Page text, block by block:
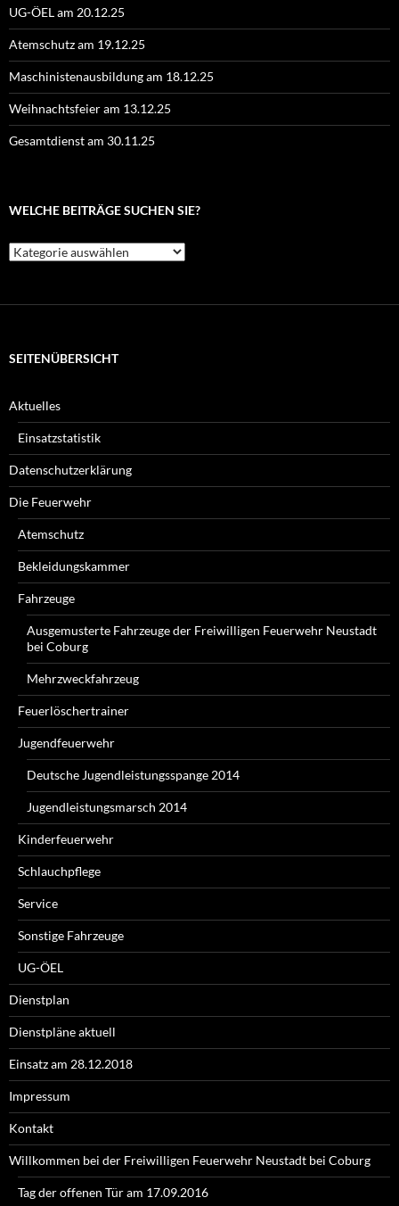
UG-ÖEL am 20.12.25
Atemschutz am 19.12.25
Maschinistenausbildung am 18.12.25
Weihnachtsfeier am 13.12.25
Gesamtdienst am 30.11.25
WELCHE BEITRÄGE SUCHEN SIE?
Welche
Beiträge
SEITENÜBERSICHT
Aktuelles
Einsatzstatistik
Datenschutzerklärung
Die Feuerwehr
Atemschutz
Bekleidungskammer
Fahrzeuge
Ausgemusterte Fahrzeuge der Freiwilligen Feuerwehr Neustadt
bei Coburg
Mehrzweckfahrzeug
Feuerlöschertrainer
Jugendfeuerwehr
Deutsche Jugendleistungsspange 2014
Jugendleistungsmarsch 2014
Kinderfeuerwehr
Schlauchpflege
Service
Sonstige Fahrzeuge
UG-ÖEL
Dienstplan
Dienstpläne aktuell
Einsatz am 28.12.2018
Impressum
Kontakt
Willkommen bei der Freiwilligen Feuerwehr Neustadt bei Coburg
Tag der offenen Tür am 17.09.2016